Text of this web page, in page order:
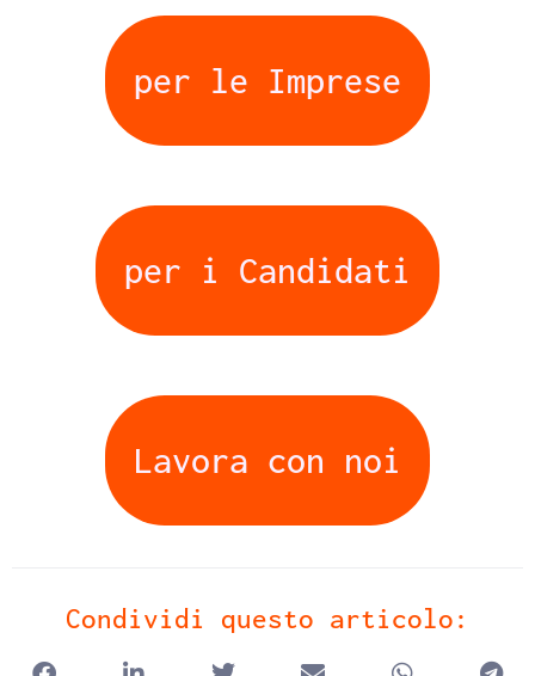
per le Imprese
per i Candidati
Lavora con noi
Condividi questo articolo: